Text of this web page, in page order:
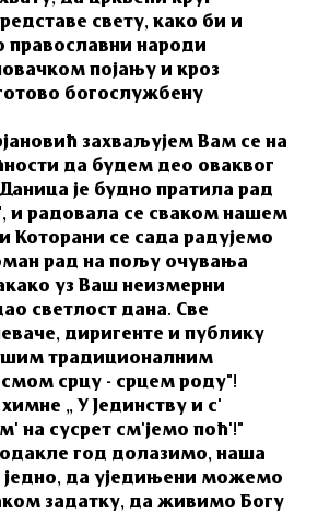
свету, како би и
православни народи
појању и кроз
богослужбену
захваљујем Вам се на
да будем део оваквог
је будно пратила рад
и радовала се сваком нашем
Которани се сада радујемо
рад на пољу очувања
уз Ваш неизмерни
светлост дана. Све
диригенте и публику
традиционалним
срцу - срцем роду"!
„ У Јединству и с'
на сусрет см'јемо поћ'!"
год долазимо, наша
једно, да уједињени можемо
задатку, да живимо Богу